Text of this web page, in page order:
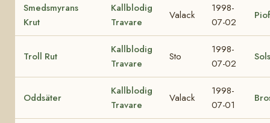
Smedsmyrans
Krut
Kallblodig
Travare
Valack
1998-
07-02
Troll Rut
Kallblodig
Travare
Sto
1998-
07-02
Oddsäter
Kallblodig
Travare
Valack
1998-
07-01